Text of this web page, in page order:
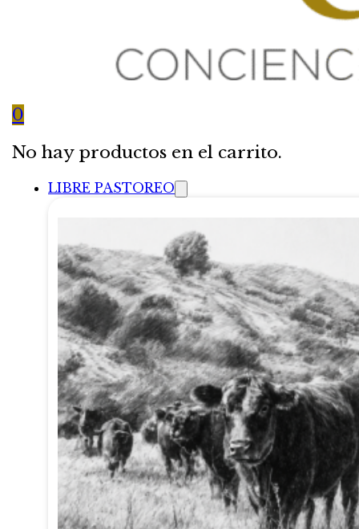
0
No hay productos en el carrito.
LIBRE PASTOREO